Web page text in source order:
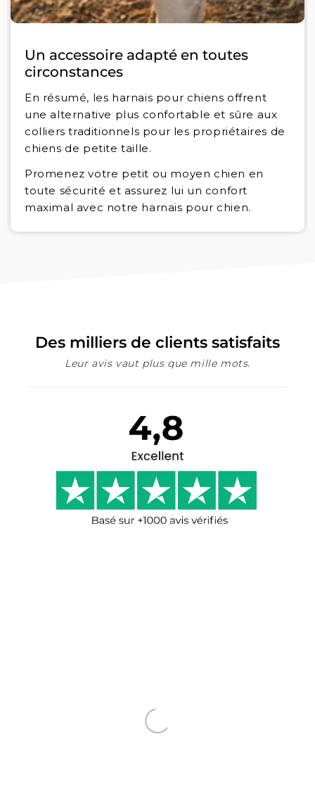
Un accessoire adapté en toutes
circonstances
En résumé, les harnais pour chiens offrent
une alternative plus confortable et sûre aux
colliers traditionnels pour les propriétaires de
chiens de petite taille.
Promenez votre petit ou moyen chien en
toute sécurité et assurez lui un confort
maximal avec notre harnais pour chien.
Des milliers de clients satisfaits
Leur avis vaut plus que mille mots.